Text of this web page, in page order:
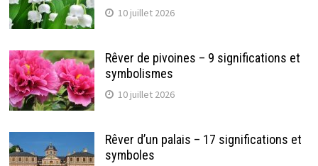
10 juillet 2026
Rêver de pivoines – 9 significations et
symbolismes
10 juillet 2026
Rêver d’un palais – 17 significations et
symboles